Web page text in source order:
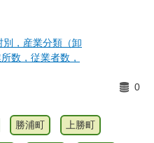
，産業分類（卸
数，従業者数，
0
勝浦町 上勝町